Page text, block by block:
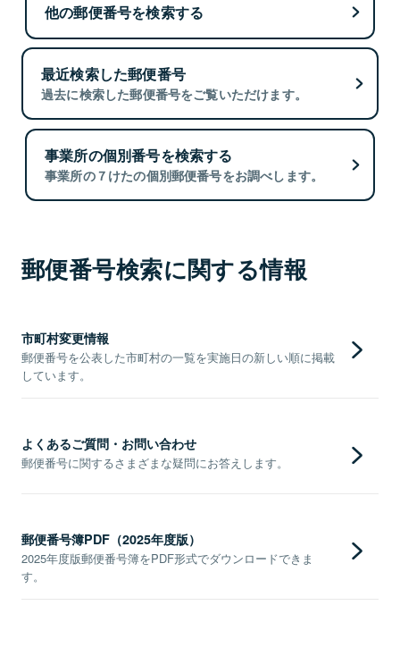
他の郵便番号を検索する
最近検索した郵便番号
過去に検索した郵便番号をご覧いただけます。
事業所の個別番号を検索する
事業所の７けたの個別郵便番号をお調べします。
郵便番号検索に関する情報
市町村変更情報
郵便番号を公表した市町村の一覧を実施日の新しい順に掲載
しています。
よくあるご質問・お問い合わせ
郵便番号に関するさまざまな疑問にお答えします。
郵便番号簿PDF（2025年度版）
2025年度版郵便番号簿をPDF形式でダウンロードできま
す。